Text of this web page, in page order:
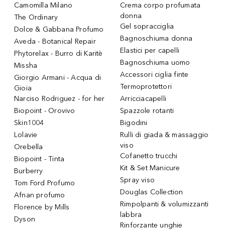
Camomilla Milano
The Ordinary
Dolce & Gabbana Profumo
Aveda - Botanical Repair
Phytorelax - Burro di Karitè
Missha
Giorgio Armani - Acqua di
Gioia
Narciso Rodriguez - for her
Biopoint - Orovivo
Skin1004
Lolavie
Orebella
Biopoint - Tinta
Burberry
Tom Ford Profumo
Afnan profumo
Florence by Mills
Dyson
Crema corpo profumata
donna
Gel sopracciglia
Bagnoschiuma donna
Elastici per capelli
Bagnoschiuma uomo
Accessori ciglia finte
Termoprotettori
Arricciacapelli
Spazzole rotanti
Bigodini
Rulli di giada & massaggio
viso
Cofanetto trucchi
Kit & Set Manicure
Spray viso
Douglas Collection
Rimpolpanti & volumizzanti
labbra
Rinforzante unghie